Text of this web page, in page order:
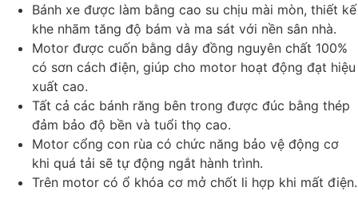
Bánh xe được làm bằng cao su chịu mài mòn, thiết kế
khe nhãm tăng độ bám và ma sát với nền sân nhà.
Motor được cuốn bằng dây đồng nguyên chất 100%
có sơn cách điện, giúp cho motor hoạt động đạt hiệu
xuất cao.
Tất cả các bánh răng bên trong được đúc bằng thép
đảm bảo độ bền và tuổi thọ cao.
Motor cổng con rùa có chức năng bảo vệ động cơ
khi quá tải sẽ tự động ngắt hành trình.
Trên motor có ổ khóa cơ mở chốt li hợp khi mất điện.